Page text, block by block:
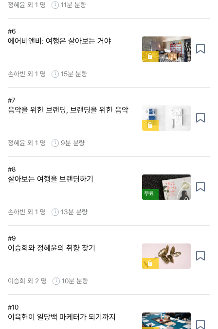
정혜윤 외 1 명 11분 분량
#6
에어비앤비: 여행은 살아보는 거야
손하빈 외 1 명 15분 분량
#7
음악을 위한 브랜딩, 브랜딩을 위한 음악
정혜윤 외 1 명 9분 분량
#8
살아보는 여행을 브랜딩하기
무료
손하빈 외 1 명 13분 분량
#9
이승희와 정혜윤의 취향 찾기
이승희 외 2 명 10분 분량
#10
이육헌이 일당백 마케터가 되기까지